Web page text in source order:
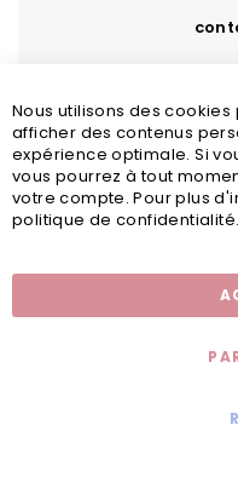
Nous utilisons des
afficher des contenus
expérience optimale. Si
vous pourrez à tout
votre compte. Pour plus
politique de confidentialité.